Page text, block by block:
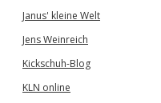
Janus' kleine Welt
Jens Weinreich
Kickschuh-Blog
KLN online